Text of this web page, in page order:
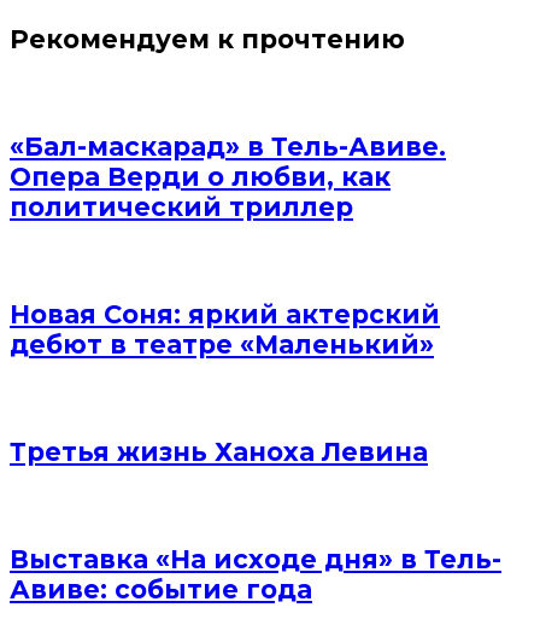
Рекомендуем к прочтению
«Бал-маскарад» в Тель-Авиве.
Опера Верди о любви, как
политический триллер
Новая Соня: яркий актерский
дебют в театре «Маленький»
Третья жизнь Ханоха Левина
Выставка «На исходе дня» в Тель-
Авиве: событие года